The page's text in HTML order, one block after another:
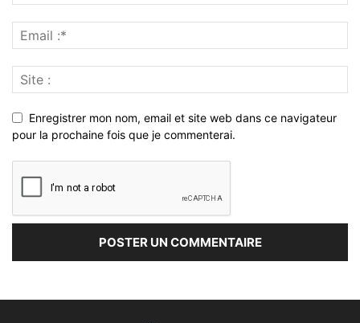
Enregistrer mon nom, email et site web dans ce navigateur
pour la prochaine fois que je commenterai.